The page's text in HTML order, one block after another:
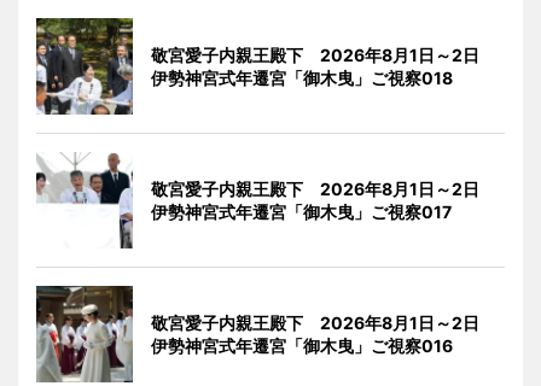
敬宮愛子内親王殿下 2026年8月1日～2日
伊勢神宮式年遷宮「御木曳」ご視察018
敬宮愛子内親王殿下 2026年8月1日～2日
伊勢神宮式年遷宮「御木曳」ご視察017
敬宮愛子内親王殿下 2026年8月1日～2日
伊勢神宮式年遷宮「御木曳」ご視察016